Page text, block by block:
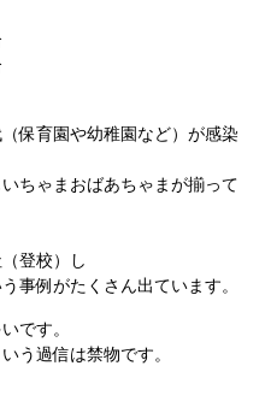
保育園や幼稚園など）が感染
ちゃまおばあちゃまが揃って
登校）し
事例がたくさん出ています。
です。
う過信は禁物です。